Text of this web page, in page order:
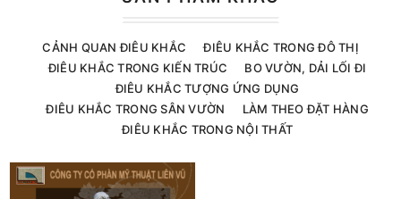
CẢNH QUAN ĐIÊU KHẮC
ĐIÊU KHẮC TRONG ĐÔ THỊ
ĐIÊU KHẮC TRONG KIẾN TRÚC
BO VƯỜN, DẢI LỐI ĐI
ĐIÊU KHẮC TƯỢNG ỨNG DỤNG
ĐIÊU KHẮC TRONG SÂN VƯỜN
LÀM THEO ĐẶT HÀNG
ĐIÊU KHẮC TRONG NỘI THẤT